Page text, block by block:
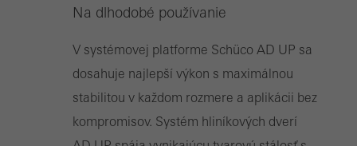
Na dlhodobé používanie
V systémovej platforme Schüco AD UP sa
dosahuje najlepší výkon s maximálnou
stabilitou v každom rozmere a aplikácii bez
kompromisov. Systém hliníkových dverí